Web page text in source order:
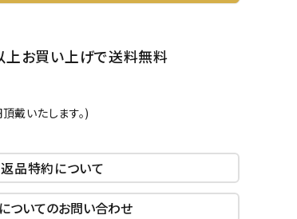
お買い上げで送料無料
戴いたします。)
返品特約について
ついてのお問い合わせ